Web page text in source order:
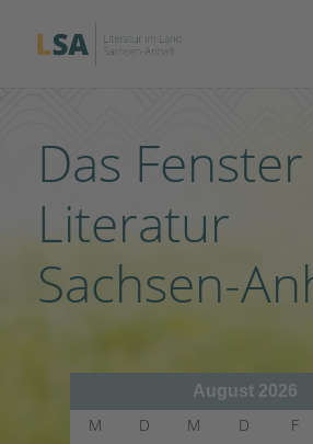
Das
Literatur
Sachsen-
August 2026
M D M D F